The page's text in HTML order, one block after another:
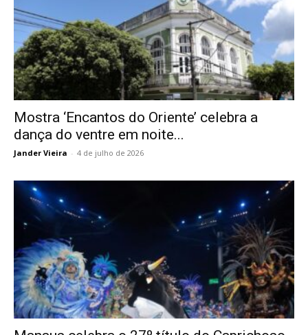
Mostra ‘Encantos do Oriente’ celebra a
dança do ventre em noite...
Jander Vieira - 4 de julho de 2026